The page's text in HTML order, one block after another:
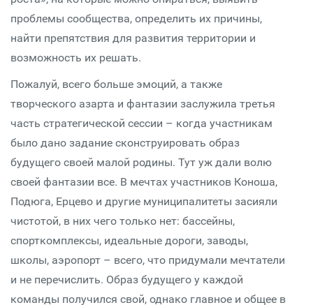
проблемы сообщества, определить их причины,
найти препятствия для развития территории и
возможность их решать.
Пожалуй, всего больше эмоций, а также
творческого азарта и фантазии заслужила третья
часть стратегической сессии – когда участникам
было дано задание сконструировать образ
будущего своей малой родины. Тут уж дали волю
своей фантазии все. В мечтах участников Коноша,
Подюга, Ерцево и другие муниципалитеты засияли
чистотой, в них чего только нет: бассейны,
спорткомплексы, идеальные дороги, заводы,
школы, аэропорт – всего, что придумали мечтатели
и не перечислить. Образ будущего у каждой
команды получился свой, однако главное и общее в